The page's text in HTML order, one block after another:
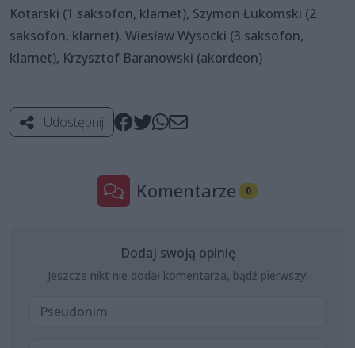
Kotarski (1 saksofon, klarnet), Szymon Łukomski (2
saksofon, klarnet), Wiesław Wysocki (3 saksofon,
klarnet), Krzysztof Baranowski (akordeon)
Udostępnij
Komentarze 0
Dodaj swoją opinię
Jeszcze nikt nie dodał komentarza, bądź pierwszy!